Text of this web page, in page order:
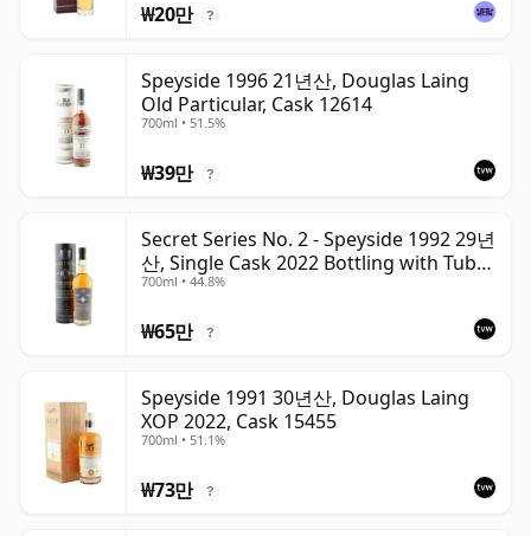
₩20만 ?
Speyside 1996 21년산, Douglas Laing
Old Particular, Cask 12614
700ml • 51.5%
₩39만 ?
Secret Series No. 2 - Speyside 1992 29년
산, Single Cask 2022 Bottling with Tube
| Single Speyside Malt Whisky | 44.8% |
700ml • 44.8%
₩65만 ?
Speyside 1991 30년산, Douglas Laing
XOP 2022, Cask 15455
700ml • 51.1%
₩73만 ?